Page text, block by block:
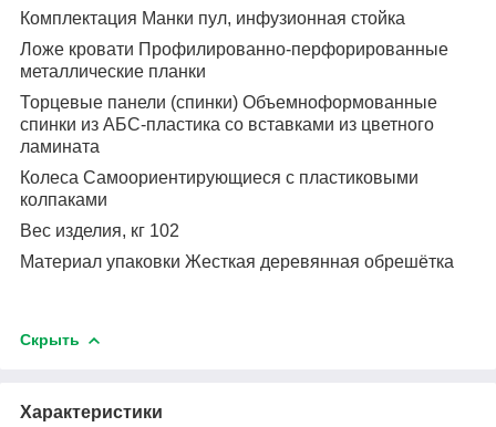
Комплектация Манки пул, инфузионная стойка
Ложе кровати Профилированно-перфорированные
металлические планки
Торцевые панели (спинки) Объемноформованные
спинки из АБС-пластика со вставками из цветного
ламината
Колеса Самоориентирующиеся с пластиковыми
колпаками
Вес изделия, кг 102
Материал упаковки Жесткая деревянная обрешётка
Скрыть
Характеристики